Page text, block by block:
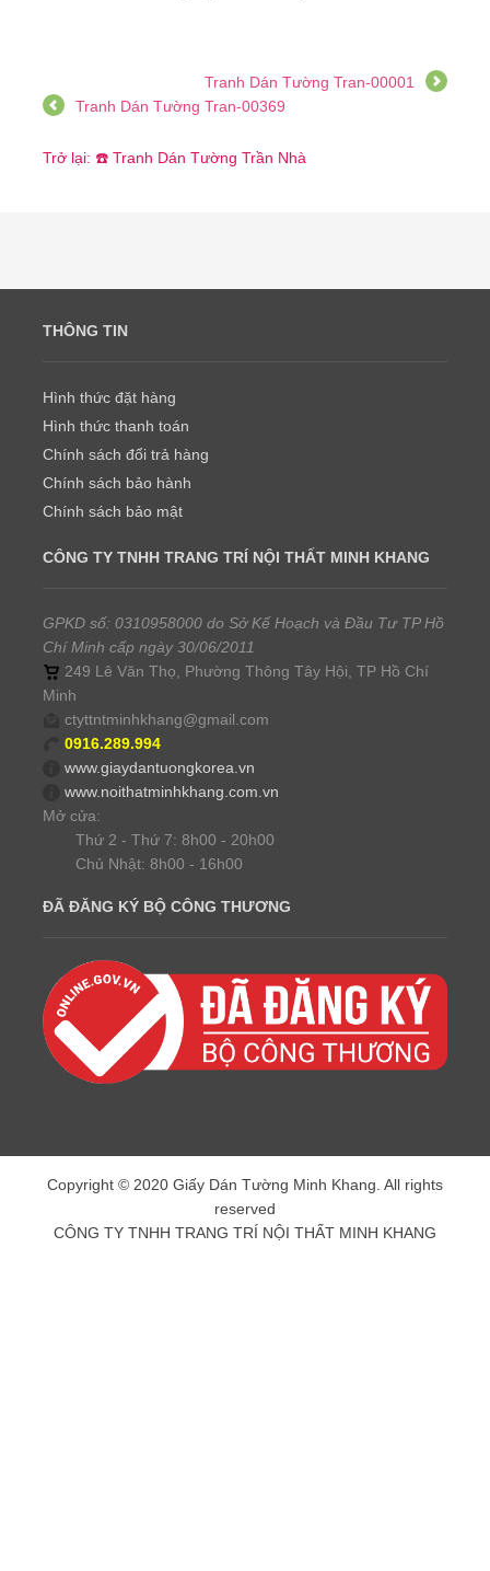
Tranh Dán Tường Tran-00001
Tranh Dán Tường Tran-00369
Trở lại: ☎️ Tranh Dán Tường Trần Nhà
THÔNG TIN
Hình thức đặt hàng
Hình thức thanh toán
Chính sách đổi trả hàng
Chính sách bảo hành
Chính sách bảo mật
CÔNG TY TNHH TRANG TRÍ NỘI THẤT MINH KHANG
GPKD số: 0310958000 do Sở Kế Hoạch và Đầu Tư TP Hồ
Chí Minh cấp ngày 30/06/2011
249 Lê Văn Thọ, Phường Thông Tây Hội, TP Hồ Chí
Minh
ctyttntminhkhang@gmail.com
0916.289.994
www.giaydantuongkorea.vn
www.noithatminhkhang.com.vn
Mở cửa:
Thứ 2 - Thứ 7: 8h00 - 20h00
Chủ Nhật: 8h00 - 16h00
ĐÃ ĐĂNG KÝ BỘ CÔNG THƯƠNG
Copyright © 2020 Giấy Dán Tường Minh Khang. All rights
reserved
CÔNG TY TNHH TRANG TRÍ NỘI THẤT MINH KHANG